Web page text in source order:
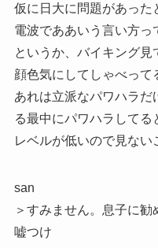
仮に日大に問題があった
電波でああいう言い方っ
というか、バイキング
顔色気にしてしゃべって
あれは立派なパワハラだ
る最中にパワハラしてる
レベルが低いので見ない
san
＞すみません。息子に勧
嘘つけ